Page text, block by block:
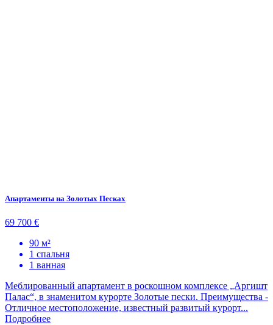
Апартаменты на Золотых Песках
69 700 €
90 м²
1 спальня
1 ванная
Меблированный апартамент в роскошном комплексе „Аргишт
Палас“, в знаменитом курорте Золотые пески. Преимущества -
Отличное местоположение, известный развитый курорт...
Подробнее